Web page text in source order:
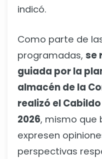
indicó.
Como parte de
programadas, se
guiada por la
almacén de la
realizó el
2026, mismo que
expresen
perspectivas